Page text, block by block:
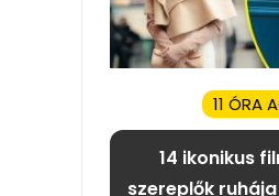
11 ÓRA
14 ikonikus
szereplők